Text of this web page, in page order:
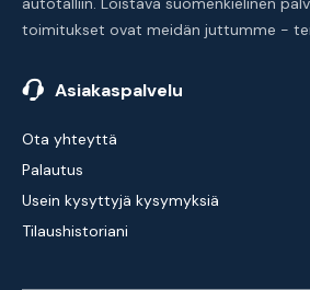
toimitukset ovat meidän juttumme -
Asiakaspalvelu
Ota yhteyttä
Palautus
Usein kysyttyjä kysymyksiä
Tilaushistoriani